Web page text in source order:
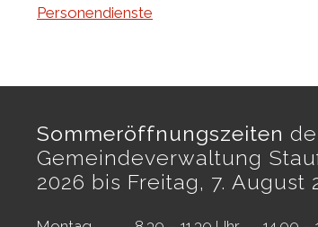
Personendienste
Sommeröffnungszeiten
Gemeindeverwaltung
2026 bis Freitag, 7. August